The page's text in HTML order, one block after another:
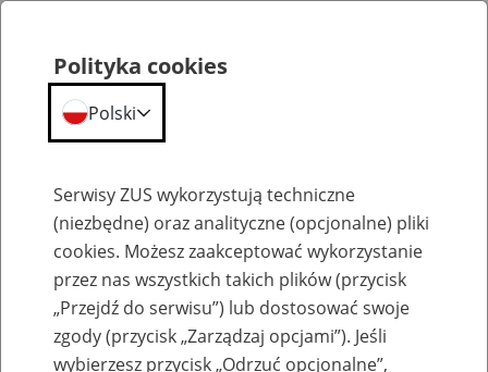
Szkolenia
Polityka cookies
Polski
Serwisy ZUS wykorzystują techniczne
(niezbędne) oraz analityczne (opcjonalne) pliki
cookies. Możesz zaakceptować wykorzystanie
przez nas wszystkich takich plików (przycisk
„Przejdź do serwisu”) lub dostosować swoje
zgody (przycisk „Zarządzaj opcjami”). Jeśli
wybierzesz przycisk „Odrzuć opcjonalne”,